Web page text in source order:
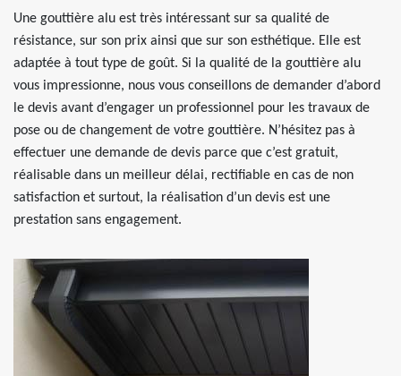
Une gouttière alu est très intéressant sur sa qualité de
résistance, sur son prix ainsi que sur son esthétique. Elle est
adaptée à tout type de goût. Si la qualité de la gouttière alu
vous impressionne, nous vous conseillons de demander d’abord
le devis avant d’engager un professionnel pour les travaux de
pose ou de changement de votre gouttière. N’hésitez pas à
effectuer une demande de devis parce que c’est gratuit,
réalisable dans un meilleur délai, rectifiable en cas de non
satisfaction et surtout, la réalisation d’un devis est une
prestation sans engagement.